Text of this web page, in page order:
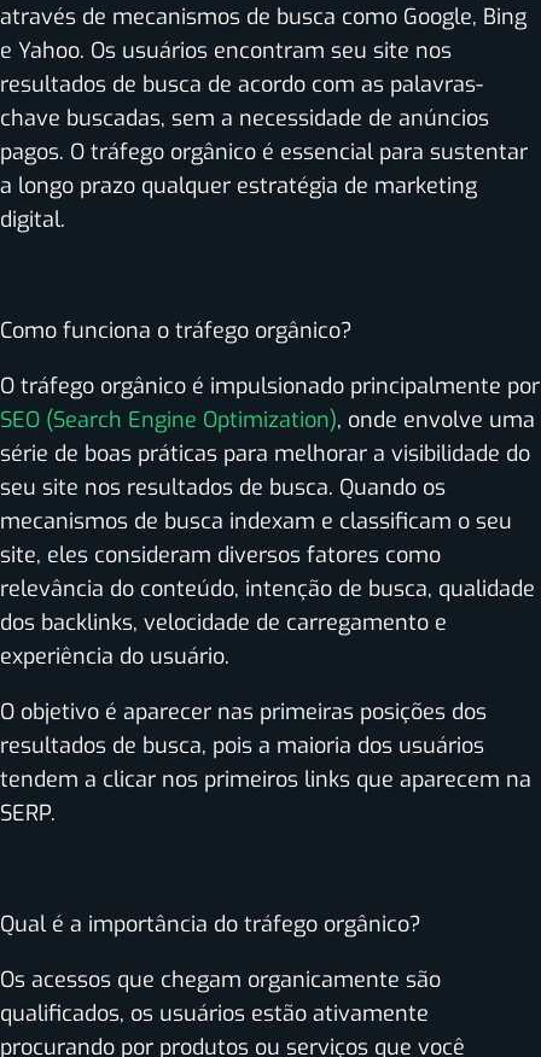
através de mecanismos de busca como Google, Bing
e Yahoo. Os usuários encontram seu site nos
resultados de busca de acordo com as palavras-
chave buscadas, sem a necessidade de anúncios
pagos. O tráfego orgânico é essencial para sustentar
a longo prazo qualquer estratégia de marketing
digital.
Como funciona o tráfego orgânico?
O tráfego orgânico é impulsionado principalmente por
SEO (Search Engine Optimization), onde envolve uma
série de boas práticas para melhorar a visibilidade do
seu site nos resultados de busca. Quando os
mecanismos de busca indexam e classificam o seu
site, eles consideram diversos fatores como
relevância do conteúdo, intenção de busca, qualidade
dos backlinks, velocidade de carregamento e
experiência do usuário.
O objetivo é aparecer nas primeiras posições dos
resultados de busca, pois a maioria dos usuários
tendem a clicar nos primeiros links que aparecem na
SERP.
Qual é a importância do tráfego orgânico?
Os acessos que chegam organicamente são
qualificados, os usuários estão ativamente
procurando por produtos ou serviços que você